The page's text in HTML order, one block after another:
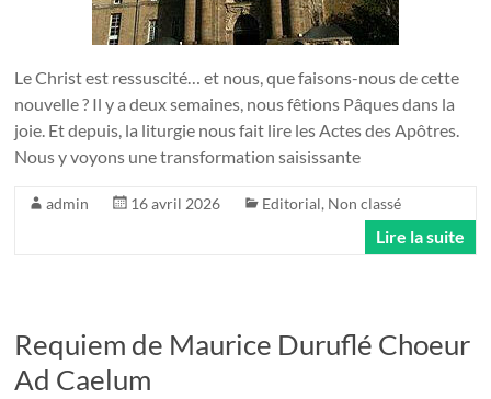
Le Christ est ressuscité… et nous, que faisons-nous de cette
nouvelle ? Il y a deux semaines, nous fêtions Pâques dans la
joie. Et depuis, la liturgie nous fait lire les Actes des Apôtres.
Nous y voyons une transformation saisissante
admin 16 avril 2026 Editorial, Non classé
Lire la suite
Requiem de Maurice Duruflé Choeur
Ad Caelum ­